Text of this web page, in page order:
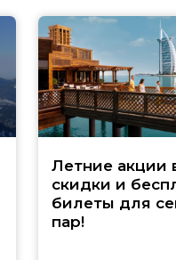
Летние акции
скидки и
билеты для
пар!